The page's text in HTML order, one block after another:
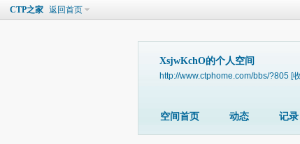
CTP之家 返回首页
XsjwKchO的个人空间
http://www.ctphome.com/bbs/?805 [
空间首页 动态 记录